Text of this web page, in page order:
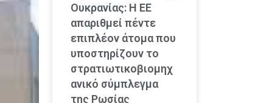
Ουκρανίας: Η ΕΕ
απαριθμεί πέντε
επιπλέον άτομα που
υποστηρίζουν το
στρατιωτικοβιομηχ
ανικό σύμπλεγμα
της Ρωσίας